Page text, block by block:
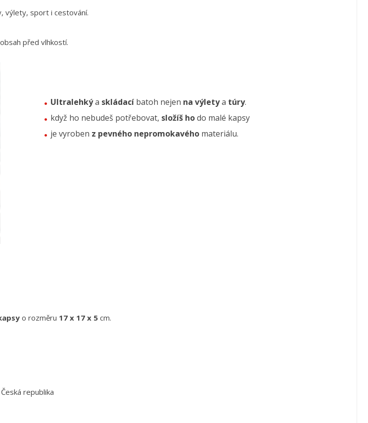
výlety, sport i cestování.
před vlhkostí.
Ultralehkýa skládací batoh nejen na výletya túry.
když ho nebudeš potřebovat, složíš hodo malé kapsy
je vyroben z pevného nepromokavého materiálu.
o rozměru 17 x 17 x 5cm.
republika